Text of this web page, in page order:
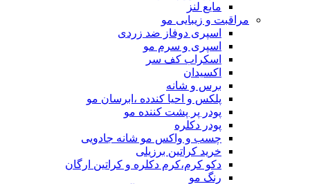
مایع لنز
مراقبت و زیبایی مو
اسپری دوفاز ضد زردی
اسپری و سرم مو
اسکراب کف سر
اکسیدان
برس و شانه
پلکس و احیا کندده ،ابرسان مو
پودر پر پشت کننده مو
پودر دکلره
چسب و واکس مو شانه جادویی
خرید کراتین برزیلی
دکو کرم،کرم دکلره و کراتین ارگان
رنگ مو